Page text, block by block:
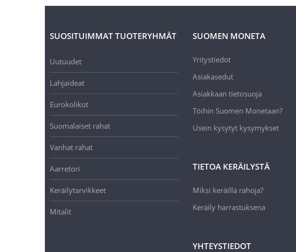
SUOSITUIMMAT TUOTERYHMÄT
Uutuudet
Lahjaideat
Eurokolikot
Suomalaiset rahat
Vanhat rahat
Aarretori
Keräilytarvikkeet
Mitalit
SUOMEN MONETA
Yritystiedot
Asiakasedut
Asiakkaan tietosuoja
Töihin Suomen Monetaan?
Usein kysytyt kysymykset
TIETOA KERÄILYSTÄ
Miksi keräillä rahoja?
Keräily harrastuksena
YHTEYSTIEDOT